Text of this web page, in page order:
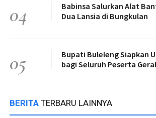
04
Babinsa Salurkan Alat
Dua Lansia di Bungkulan
05
Bupati Buleleng Siapkan
bagi Seluruh Peserta
BERITA TERBARU LAINNYA